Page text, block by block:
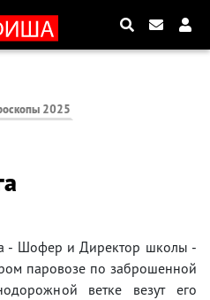
2025
- Шофер и Директор школы -
паровозе по заброшенной
ветке везут его